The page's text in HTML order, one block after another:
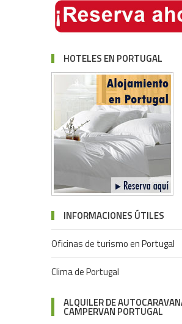
HOTELES EN PORTUGAL
INFORMACIONES ÚTILES
Oficinas de turismo en Portugal
Clima de Portugal
ALQUILER DE
CAMPERVAN PORTUGAL